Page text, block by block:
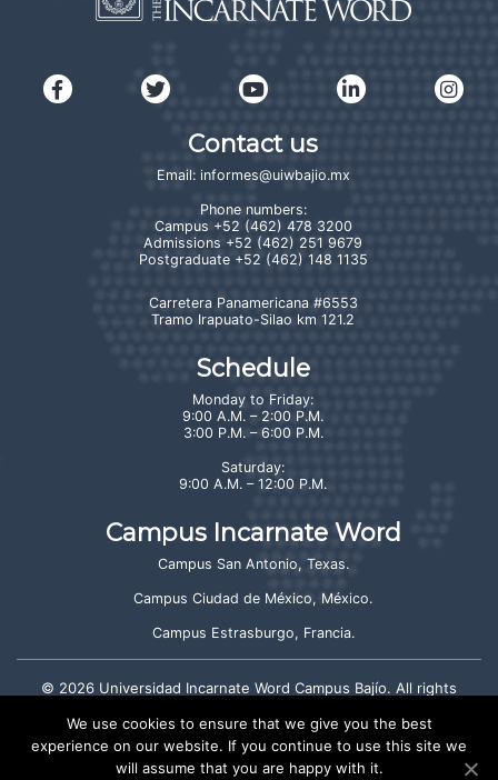
Contact us
Email: informes@uiwbajio.mx
Phone numbers:
Campus +52 (462) 478 3200
Admissions +52 (462) 251 9679
Postgraduate +52 (462) 148 1135
Carretera Panamericana #6553
Tramo Irapuato-Silao km 121.2
Schedule
Monday to Friday:
9:00 A.M. – 2:00 P.M.
3:00 P.M. – 6:00 P.M.
Saturday:
9:00 A.M. – 12:00 P.M.
Campus Incarnate Word
Campus San Antonio, Texas.
Campus Ciudad de México, México.
Campus Estrasburgo, Francia.
© 2026 Universidad Incarnate Word Campus Bajío. All rights
We use cookies to ensure that we give you the best
experience on our website. If you continue to use this site we
will assume that you are happy with it.